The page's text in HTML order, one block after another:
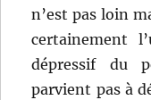
n’est pas loin
certainement
dépressif du
parvient pas à